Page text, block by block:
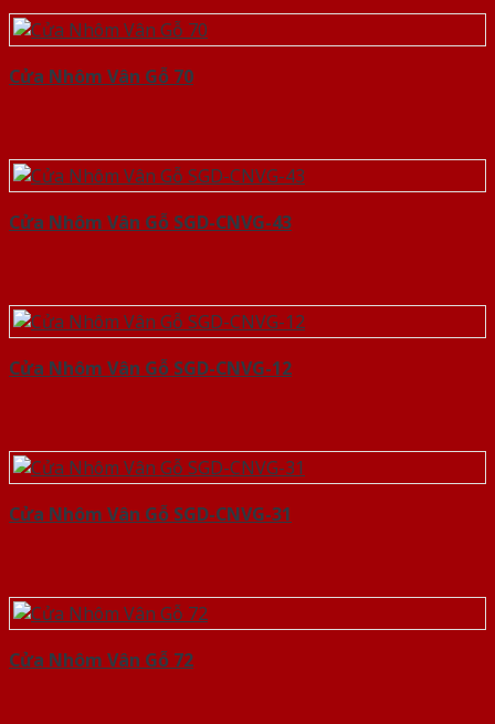
Cửa Nhôm Vân Gỗ 70
Cửa Nhôm Vân Gỗ SGD-CNVG-43
Cửa Nhôm Vân Gỗ SGD-CNVG-12
Cửa Nhôm Vân Gỗ SGD-CNVG-31
Cửa Nhôm Vân Gỗ 72